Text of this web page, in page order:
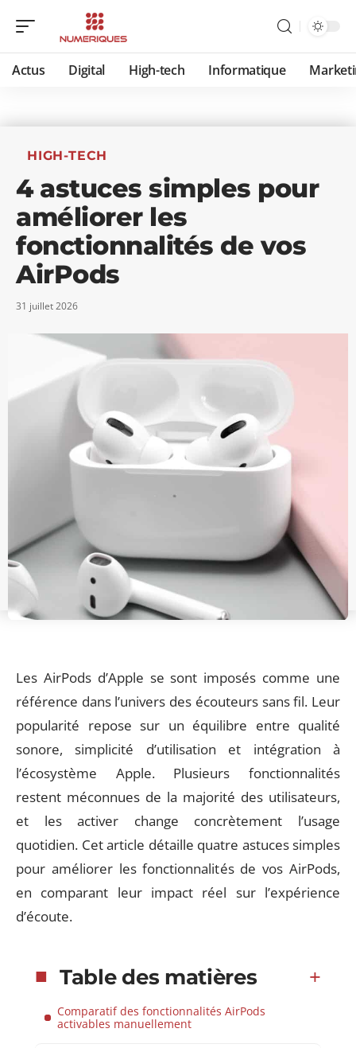
Actus Digital High-tech Informatique
HIGH-TECH
4 astuces simples pour
améliorer les
fonctionnalités de vos
AirPods
31 juillet 2026
Les AirPods d’Apple se sont imposés comme une
référence dans l’univers des écouteurs sans fil. Leur
popularité repose sur un équilibre entre qualité
sonore, simplicité d’utilisation et intégration à
l’écosystème Apple. Plusieurs fonctionnalités
restent méconnues de la majorité des utilisateurs,
et les activer change concrètement l’usage
quotidien. Cet article détaille quatre astuces simples
pour améliorer les fonctionnalités de vos AirPods,
en comparant leur impact réel sur l’expérience
d’écoute.
Table des matières
Comparatif des fonctionnalités AirPods
activables manuellement